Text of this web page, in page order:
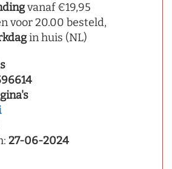
vanaf €19,95
voor 20.00 besteld,
in huis (NL)
27-06-2024